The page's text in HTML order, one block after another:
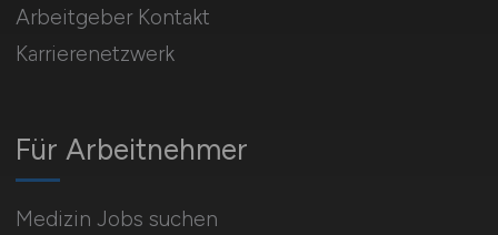
Für Arbeitnehmer
Medizin Jobs suchen
Arbeitgeber Kontakt
Karrierenetzwerk